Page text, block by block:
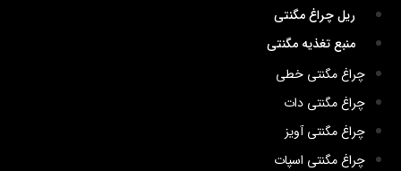
ریل چراغ مگنتی
منبع تغذیه مگنتی
چراغ مگنتی خطی
چراغ مگنتی دات
چراغ مگنتی آویز
چراغ مگنتی اسپات